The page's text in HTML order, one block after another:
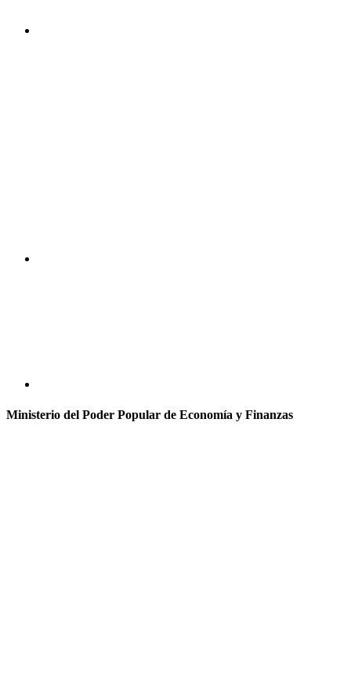
Ministerio del Poder Popular de Economía y Finanzas